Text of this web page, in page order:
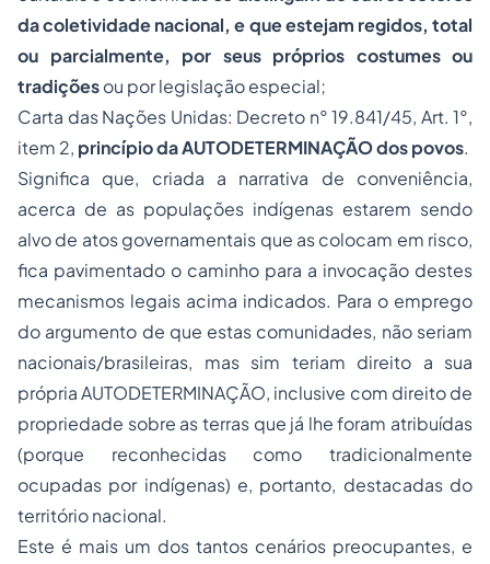
da coletividade nacional, e que estejam regidos, total
ou parcialmente, por seus próprios costumes ou
tradiçõesou por legislação especial;
Carta das Nações Unidas: Decreto n° 19.841/45, Art. 1°,
item 2, princípio da AUTODETERMINAÇÃO dos povos.
Significa que, criada a narrativa de conveniência,
acerca de as populações indígenas estarem sendo
alvo de atos governamentais que as colocam em risco,
fica pavimentado o caminho para a invocação destes
mecanismos legais acima indicados. Para o emprego
do argumento de que estas comunidades, não seriam
nacionais/brasileiras, mas sim teriam direito a sua
própria AUTODETERMINAÇÃO, inclusive com direito de
propriedade sobre as terras que já lhe foram atribuídas
(porque reconhecidas como tradicionalmente
ocupadas por indígenas) e, portanto, destacadas do
território nacional.
Este é mais um dos tantos cenários preocupantes, e